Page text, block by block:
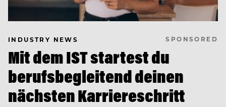
INDUSTRY NEWS SPONSORED
Mit dem IST startest du
berufsbegleitend deinen
nächsten Karriereschritt